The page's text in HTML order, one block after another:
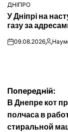
ОПУБЛІКУВАТИ
У
ДНІПРО
У Дніпрі на
газу за
on09.08.2026
записів
Попередній:
В Днепре кот
полчаса в
стиральной